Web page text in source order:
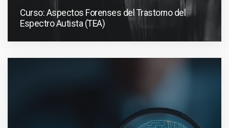
Curso: Aspectos Forenses del Trastorno del
Espectro Autista (TEA)